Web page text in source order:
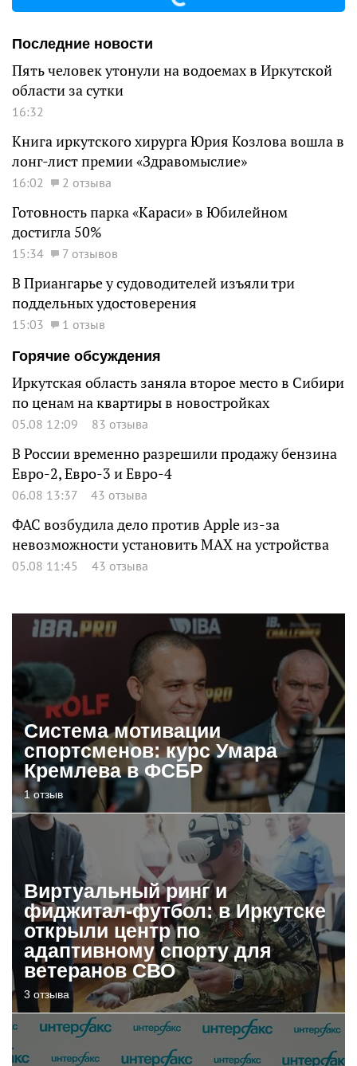
Последние новости
Пять человек утонули на водоемах в Иркутской
области за сутки
16:32
Книга иркутского хирурга Юрия Козлова вошла в
лонг-лист премии «Здравомыслие»
16:02 2 отзыва
Готовность парка «Караси» в Юбилейном
достигла 50%
15:34 7 отзывов
В Приангарье у судоводителей изъяли три
поддельных удостоверения
15:03
1 отзыв
Горячие обсуждения
Иркутская область заняла второе место в Сибири
по ценам на квартиры в новостройках
05.08 12:09 83 отзыва
В России временно разрешили продажу бензина
Евро-2, Евро-3 и Евро-4
06.08 13:37 43 отзыва
ФАС возбудила дело против Apple из-за
невозможности установить MAX на устройства
05.08 11:45 43 отзыва
Система мотивации
спортсменов: курс Умара
Кремлева в ФСБР
1 отзыв
Виртуальный ринг и
фиджитал-футбол: в Иркутске
открыли центр по
адаптивному спорту для
ветеранов СВО
3 отзыва